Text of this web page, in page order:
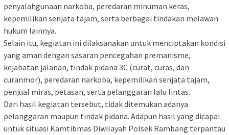
penyalahgunaan narkoba, peredaran minuman keras,
kepemilikan senjata tajam, serta berbagai tindakan melawan
hukum lainnya.
Selain itu, kegiatan ini dilaksanakan untuk menciptakan kondisi
yang aman dengan sasaran pencegahan premanisme,
kejahatan jalanan, tindak pidana 3C (curat, curas, dan
curanmor), peredaran narkoba, kepemilikan senjata tajam,
penjual miras, petasan, serta pelanggaran lalu lintas.
Dari hasil kegiatan tersebut, tidak ditemukan adanya
pelanggaran maupun tindak pidana. Adapun hasil yang dicapai
untuk situasi Kamtibmas Diwilayah Polsek Rambang terpantau